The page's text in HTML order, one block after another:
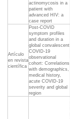
actinomycosis in a
patient with
advanced HIV: a
case report
Artículo
en revista
científica
Post-COVID
symptom profiles
and duration in a
global convalescent
COVID-19
observational
cohort: Correlations
with demographics,
medical history,
acute COVID-19
severity and global
region